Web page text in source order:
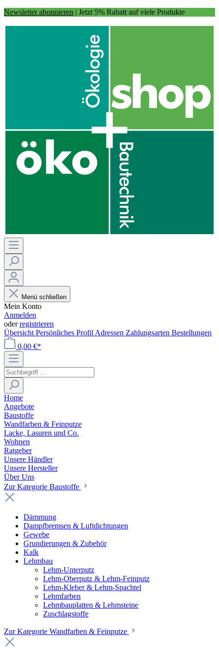
Newsletter abonnieren | Jetzt 5% Rabatt auf viele Produkte
Menü schließen
Mein Konto
Anmelden
oderregistrieren
Übersicht Persönliches Profil Adressen Zahlungsarten Bestellungen
0,00 €*
Home
Angebote
Baustoffe
Wandfarben & Feinputze
Lacke, Lasuren und Co.
Wohnen
Ratgeber
Unsere Händler
Unsere Hersteller
Über Uns
Zur Kategorie Baustoffe
Dämmung
Dampfbremsen & Luftdichtungen
Gewebe
Grundierungen & Zubehör
Kalk
Lehmbau
Lehm-Unterputz
Lehm-Oberputz & Lehm-Feinputz
Lehm-Kleber & Lehm-Spachtel
Lehmfarben
Lehmbauplatten & Lehmsteine
Zuschlagstoffe
Zur Kategorie Wandfarben & Feinputze